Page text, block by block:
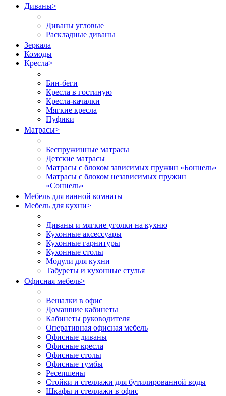
Диваны>
Диваны угловые
Раскладные диваны
Зеркала
Комоды
Кресла>
Бин-беги
Кресла в гостиную
Кресла-качалки
Мягкие кресла
Пуфики
Матрасы>
Беспружинные матрасы
Детские матрасы
Матрасы с блоком зависимых пружин «Боннель»
Матрасы с блоком независимых пружин
«Соннель»
Мебель для ванной комнаты
Мебель для кухни>
Диваны и мягкие уголки на кухню
Кухонные аксессуары
Кухонные гарнитуры
Кухонные столы
Модули для кухни
Табуреты и кухонные стулья
Офисная мебель>
Вешалки в офис
Домашние кабинеты
Кабинеты руководителя
Оперативная офисная мебель
Офисные диваны
Офисные кресла
Офисные столы
Офисные тумбы
Ресепшены
Стойки и стеллажи для бутилированной воды
Шкафы и стеллажи в офис